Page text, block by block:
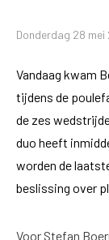
Donderdag 28
Vandaag kwam
tijdens de
de zes
duo heeft
worden de
beslissing over
Voor Stefan